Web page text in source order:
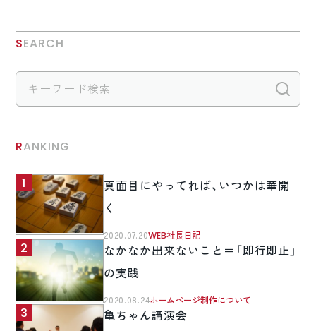
SEARCH
RANKING
真面目にやってれば、いつかは華開
く
2020.07.20WEB社長日記
なかなか出来ないこと＝「即行即止」
の実践
2020.08.24ホームページ制作について
亀ちゃん講演会